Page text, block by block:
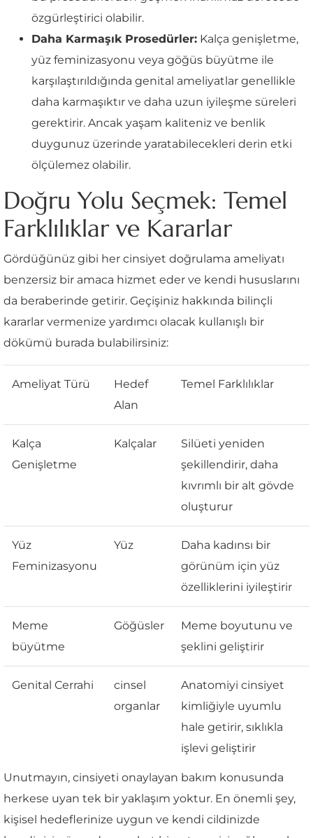
özgürleştirici olabilir.
Daha Karmaşık Prosedürler: Kalça genişletme,
yüz feminizasyonu veya göğüs büyütme ile
karşılaştırıldığında genital ameliyatlar genellikle
daha karmaşıktır ve daha uzun iyileşme süreleri
gerektirir. Ancak yaşam kaliteniz ve benlik
duygunuz üzerinde yaratabilecekleri derin etki
ölçülemez olabilir.
Doğru Yolu Seçmek: Temel
Farklılıklar ve Kararlar
Gördüğünüz gibi her cinsiyet doğrulama ameliyatı
benzersiz bir amaca hizmet eder ve kendi hususlarını
da beraberinde getirir. Geçişiniz hakkında bilinçli
kararlar vermenize yardımcı olacak kullanışlı bir
dökümü burada bulabilirsiniz:
Ameliyat Türü
Hedef
Alan
Temel Farklılıklar
Kalça
Genişletme
Kalçalar
Silüeti yeniden
şekillendirir, daha
kıvrımlı bir alt gövde
oluşturur
Yüz
Feminizasyonu
Yüz
Daha kadınsı bir
görünüm için yüz
özelliklerini iyileştirir
Meme
büyütme
Göğüsler
Meme boyutunu ve
şeklini geliştirir
Genital Cerrahi
cinsel
organlar
Anatomiyi cinsiyet
kimliğiyle uyumlu
hale getirir, sıklıkla
işlevi geliştirir
Unutmayın, cinsiyeti onaylayan bakım konusunda
herkese uyan tek bir yaklaşım yoktur. En önemli şey,
kişisel hedeflerinize uygun ve kendi cildinizde